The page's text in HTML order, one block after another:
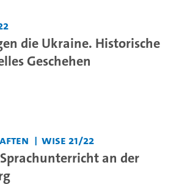
die Ukraine. Historische
Geschehen
WiSe 21/22
an der